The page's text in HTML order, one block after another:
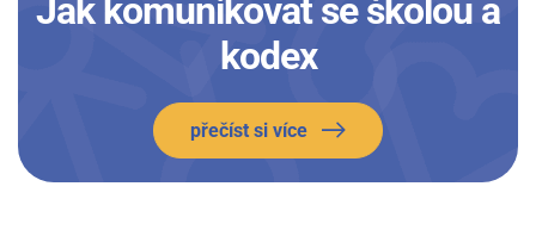
Jak komunikovat se školou a
kodex
přečíst si více